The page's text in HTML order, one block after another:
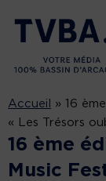
Accueil » 16
« Les Trésors
16 ème
Music